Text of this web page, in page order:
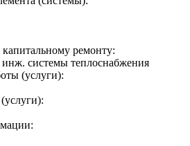
ремонту:
системы теплоснабжения
(услуги):